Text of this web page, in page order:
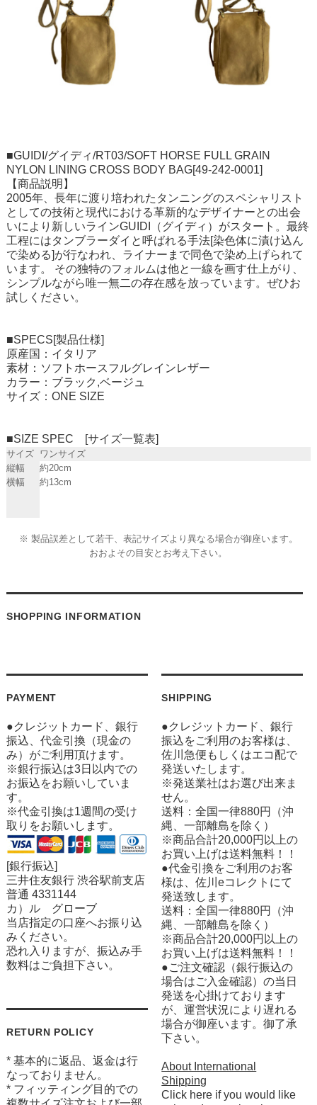
■GUIDI/グイディ/RT03/SOFT HORSE FULL GRAIN
NYLON LINING CROSS BODY BAG[49-242-0001]
【商品説明】
2005年、長年に渡り培われたタンニングのスペシャリスト
としての技術と現代における革新的なデザイナーとの出会
いにより新しいラインGUIDI（グイディ）がスタート。最終
工程にはタンブラーダイと呼ばれる手法[染色体に漬け込ん
で染める]が行なわれ、ライナーまで同色で染め上げられて
います。 その独特のフォルムは他と一線を画す仕上がり、
シンプルながら唯一無二の存在感を放っています。ぜひお
試しください。
■SPECS[製品仕様]
原産国：イタリア
素材：ソフトホースフルグレインレザー
カラー：ブラック,ベージュ
サイズ：ONE SIZE
■SIZE SPEC [サイズ一覧表]
サイズ
ワンサイズ
縦幅
約20cm
横幅
約13cm
※ 製品誤差として若干、表記サイズより異なる場合が御座います。
おおよその目安とお考え下さい。
SHOPPING INFORMATION
PAYMENT
●クレジットカード、銀行
振込、代金引換（現金の
み）がご利用頂けます。
※銀行振込は3日以内での
お振込をお願いしていま
す。
※代金引換は1週間の受け
取りをお願いします。
[銀行振込]
三井住友銀行 渋谷駅前支店
普通 4331144
カ）ル グローブ
当店指定の口座へお振り込
みください。
恐れ入りますが、振込み手
数料はご負担下さい。
RETURN POLICY
* 基本的に返品、返金は行
なっておりません。
* フィッティング目的での
SHIPPING
●クレジットカード、銀行
振込をご利用のお客様は、
佐川急便もしくはエコ配で
発送いたします。
※発送業社はお選び出来ま
せん。
送料：全国一律880円（沖
縄、一部離島を除く）
※商品合計20,000円以上の
お買い上げは送料無料！！
●代金引換をご利用のお客
様は、佐川eコレクトにて
発送致します。
送料：全国一律880円（沖
縄、一部離島を除く）
※商品合計20,000円以上の
お買い上げは送料無料！！
●ご注文確認（銀行振込の
場合はご入金確認）の当日
発送を心掛けております
が、運営状況により遅れる
場合が御座います。御了承
下さい。
About International
Shipping
Click here if you would like